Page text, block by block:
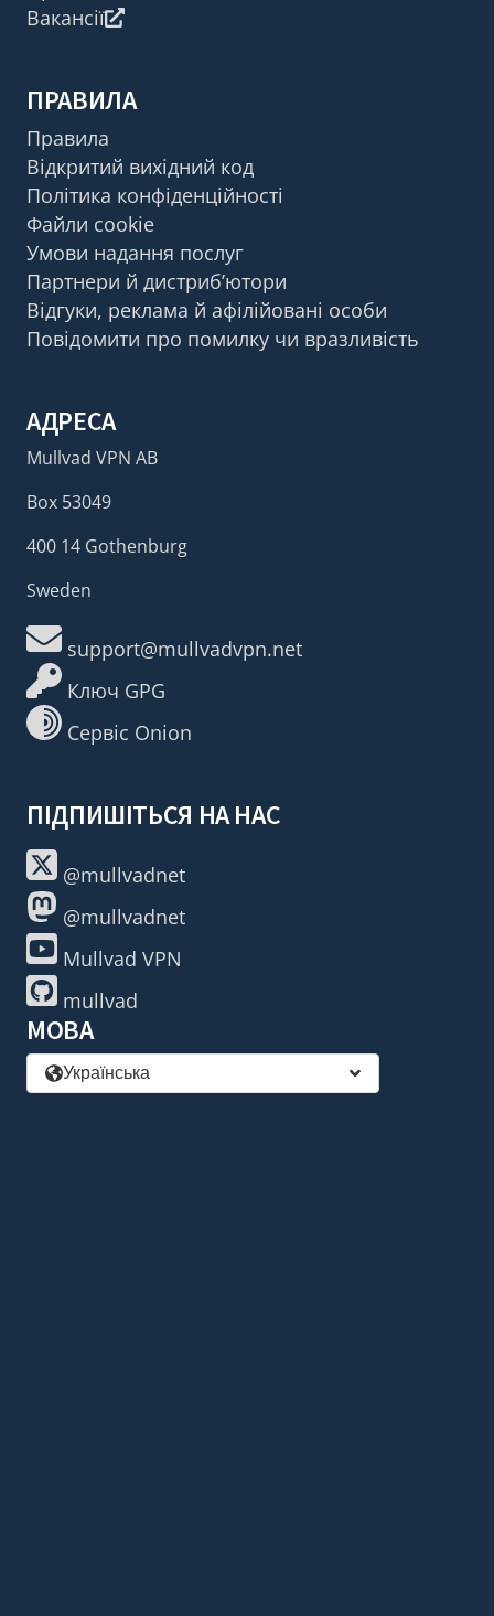
Вакансії
ПРАВИЛА
Правила
Відкритий вихідний код
Політика конфіденційності
Файли cookie
Умови надання послуг
Партнери й дистриб’ютори
Відгуки, реклама й афілійовані особи
Повідомити про помилку чи вразливість
АДРЕСА
Mullvad VPN AB
Box 53049
400 14 Gothenburg
Sweden
support@mullvadvpn.net
Ключ GPG
Сервіс Onion
ПІДПИШІТЬСЯ НА НАС
@mullvadnet
@mullvadnet
Mullvad VPN
mullvad
МОВА
Українська